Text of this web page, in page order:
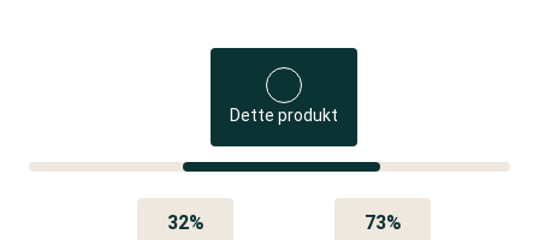
Dette produkt
32% 73%